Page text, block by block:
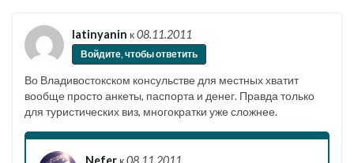
latinyanin к08.11.2011
Войдите, чтобы ответить
Во Владивостокском консульстве для местных хватит
вообще просто анкеты, паспорта и денег. Правда только
для туристических виз, многократки уже сложнее.
Nefer к08.11.2011